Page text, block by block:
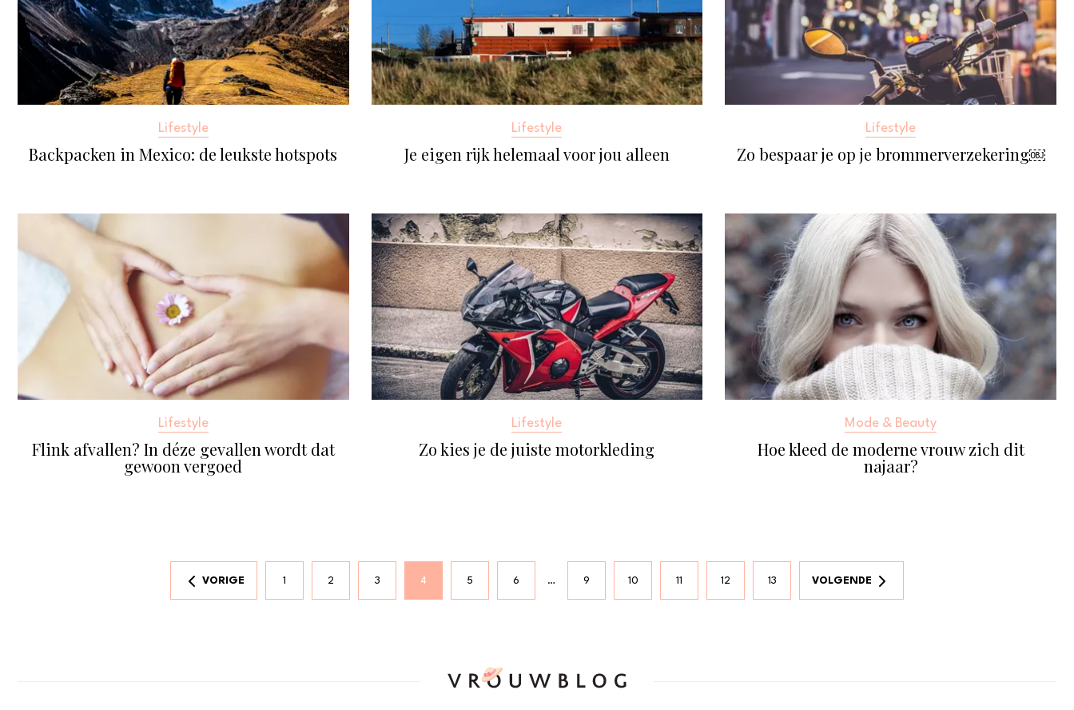
Lifestyle
Backpacken in Mexico: de leukste hotspots
Lifestyle
Je eigen rijk helemaal voor jou alleen
Lifestyle
Zo bespaar je op je brommerverzekering￼
Lifestyle
Flink afvallen? In déze gevallen wordt dat
gewoon vergoed
Lifestyle
Zo kies je de juiste motorkleding
Mode & Beauty
Hoe kleed de moderne vrouw zich dit
najaar?
VORIGE 1 2 3 4 5 6 … 9 10 11 12 13 VOLGENDE